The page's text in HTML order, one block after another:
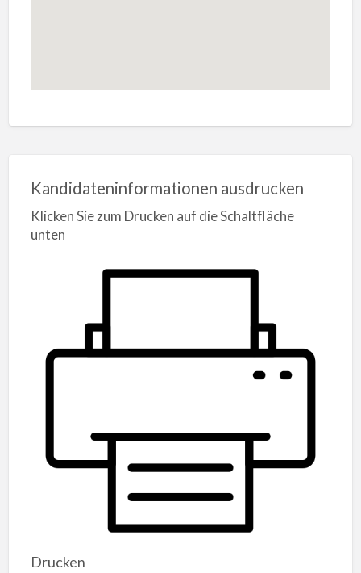
Kandidateninformationen ausdrucken
Klicken Sie zum Drucken auf die Schaltfläche
unten
Drucken